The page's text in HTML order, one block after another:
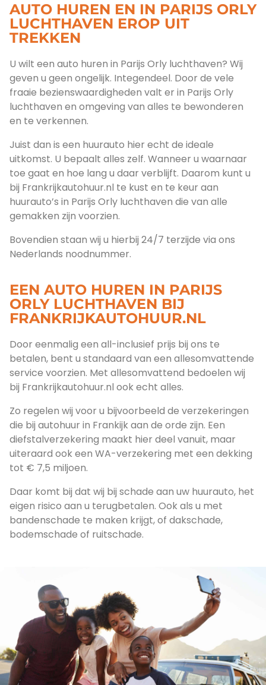
AUTO HUREN EN IN PARIJS ORLY
LUCHTHAVEN EROP UIT
TREKKEN
U wilt een auto huren in Parijs Orly luchthaven? Wij
geven u geen ongelijk. Integendeel. Door de vele
fraaie bezienswaardigheden valt er in Parijs Orly
luchthaven en omgeving van alles te bewonderen
en te verkennen.
Juist dan is een huurauto hier echt de ideale
uitkomst. U bepaalt alles zelf. Wanneer u waarnaar
toe gaat en hoe lang u daar verblijft. Daarom kunt u
bij Frankrijkautohuur.nl te kust en te keur aan
huurauto’s in Parijs Orly luchthaven die van alle
gemakken zijn voorzien.
Bovendien staan wij u hierbij 24/7 terzijde via ons
Nederlands noodnummer.
EEN AUTO HUREN IN PARIJS
ORLY LUCHTHAVEN BIJ
FRANKRIJKAUTOHUUR.NL
Door eenmalig een all-inclusief prijs bij ons te
betalen, bent u standaard van een allesomvattende
service voorzien. Met allesomvattend bedoelen wij
bij Frankrijkautohuur.nl ook echt alles.
Zo regelen wij voor u bijvoorbeeld de verzekeringen
die bij autohuur in Frankijk aan de orde zijn. Een
diefstalverzekering maakt hier deel vanuit, maar
uiteraard ook een WA-verzekering met een dekking
tot € 7,5 miljoen.
Daar komt bij dat wij bij schade aan uw huurauto, het
eigen risico aan u terugbetalen. Ook als u met
bandenschade te maken krijgt, of dakschade,
bodemschade of ruitschade.